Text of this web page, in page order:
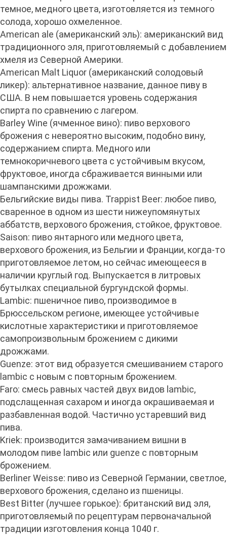
темное, медного цвета, изготовляется из темного
солода, хорошо охмеленное.
American ale (американский эль): американский вид
традиционного эля, приготовляемый с добавлением
хмеля из Северной Америки.
American Malt Liquor (американский солодовый
ликер): альтернативное название, данное пиву в
США. В нем повышается уровень содержания
спирта по сравнению с лагером.
Barley Wine (ячменное вино): пиво верхового
брожения с невероятно высоким, подобно вину,
содержанием спирта. Медного или
темнокоричневого цвета с устойчивым вкусом,
фруктовое, иногда сбраживается винными или
шампанскими дрожжами.
Бельгийские виды пива. Trappist Beer: любое пиво,
сваренное в одном из шести нижеупомянутых
аббатств, верхового брожения, стойкое, фруктовое.
Saison: пиво янтарного или медного цвета,
верхового брожения, из Бельгии и Франции, когда-то
приготовляемое летом, но сейчас имеющееся в
наличии круглый год. Выпускается в литровых
бутылках специальной бургундской формы.
Lambic: пшеничное пиво, производимое в
Брюссельском регионе, имеющее устойчивые
кислотные характеристики и приготовляемое
самопроизвольным брожением с дикими
дрожжами.
Guenze: этот вид образуется смешиванием старого
lambic с новым с повторным брожением.
Faro: смесь равных частей двух видов lambic,
подслащенная сахаром и иногда окрашиваемая и
разбавленная водой. Частично устаревший вид
пива.
Kriek: производится замачиванием вишни в
молодом пиве lambic или guenze с повторным
брожением.
Berliner Weisse: пиво из Северной Германии, светлое,
верхового брожения, сделано из пшеницы.
Best Bitter (лучшее горькое): британский вид эля,
приготовляемый по рецептурам первоначальной
традиции изготовления конца 1040 г.